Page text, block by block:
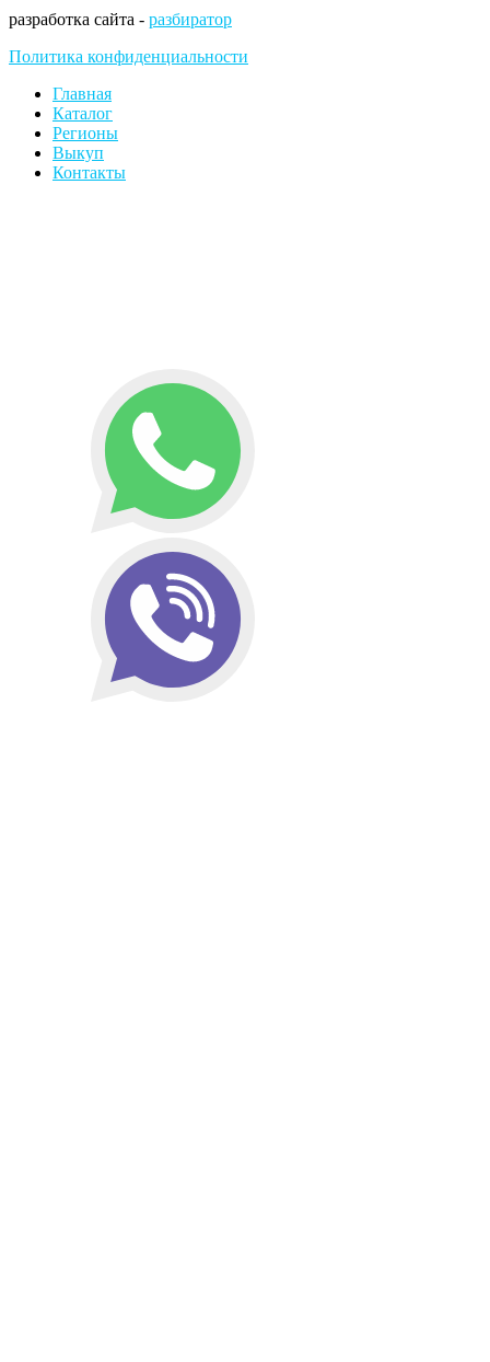
разработка сайта - разбиратор
Политика конфиденциальности
Главная
Каталог
Регионы
Выкуп
Контакты